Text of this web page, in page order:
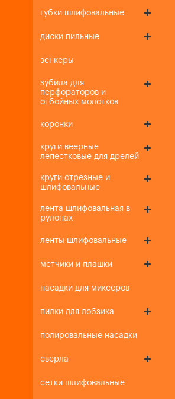
губки шлифовальные
диски пильные
зенкеры
зубила для
перфораторов и
отбойных молотков
коронки
круги веерные
лепестковые для дрелей
круги отрезные и
шлифовальные
лента шлифовальная в
рулонах
ленты шлифовальные
метчики и плашки
насадки для миксеров
пилки для лобзика
полировальные насадки
сверла
сетки шлифовальные